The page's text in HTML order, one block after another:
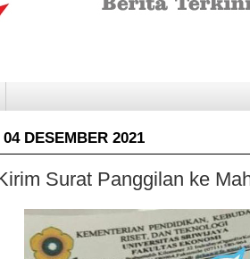
DESEMBER 2021
Surat Panggilan ke